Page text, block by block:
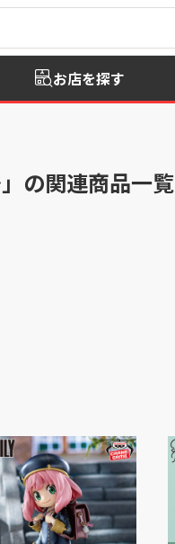
お店を探す
の関連商品一覧